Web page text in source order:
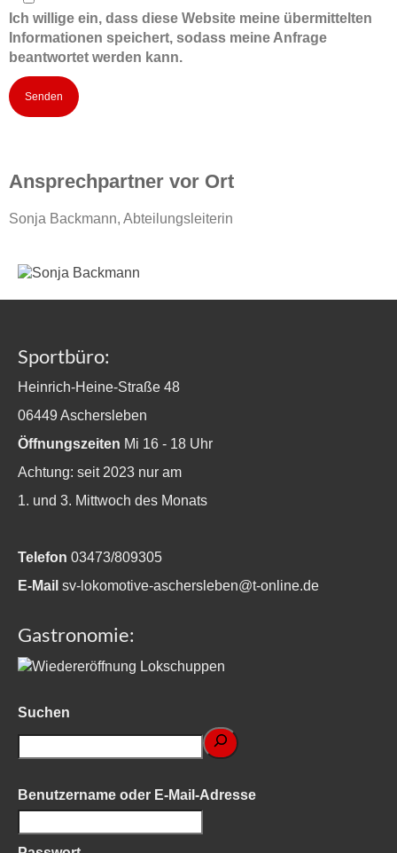
Ich willige ein, dass diese Website meine übermittelten
Informationen speichert, sodass meine Anfrage
beantwortet werden kann.
Ansprechpartner vor Ort
Sonja Backmann, Abteilungsleiterin
Sportbüro:
Heinrich-Heine-Straße 48
06449 Aschersleben
Öffnungszeiten Mi 16 - 18 Uhr
Achtung: seit 2023 nur am
1. und 3. Mittwoch des Monats
Telefon 03473/809305
E-Mail sv-lokomotive-aschersleben@t-online.de
Gastronomie:
Suchen
Benutzername oder E-Mail-Adresse